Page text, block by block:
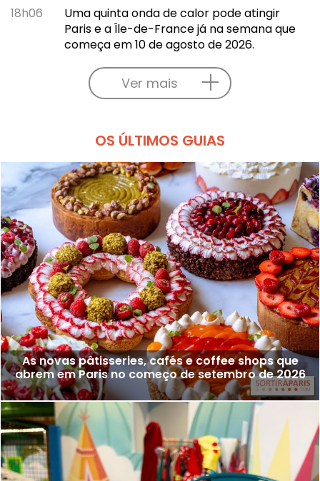
18h06
Uma quinta onda de calor pode atingir
Paris e a Île-de-France já na semana que
começa em 10 de agosto de 2026.
Ver mais
OS ÚLTIMOS GUIAS
As novas pâtisseries, cafés e coffee shops que
abrem em Paris no começo de setembro de 2026